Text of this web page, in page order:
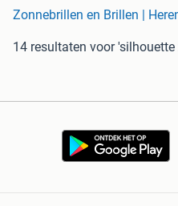
Zonnebrillen en Brillen |
14 resultaten voor